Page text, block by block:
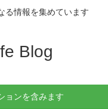
る情報を集めています
Blog
ョンを含みます